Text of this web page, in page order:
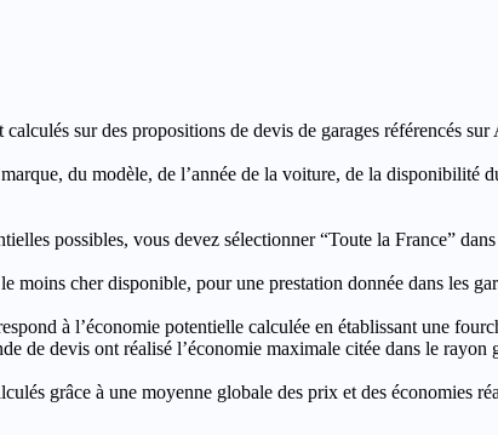
sur des propositions de devis de garages référencés
du modèle, de l’année de la voiture, de la disponibilité
possibles, vous devez sélectionner “Toute la France”
cher disponible, pour une prestation donnée dans les
à l’économie potentielle calculée en établissant une
de devis ont réalisé l’économie maximale citée dans le rayon
grâce à une moyenne globale des prix et des économies